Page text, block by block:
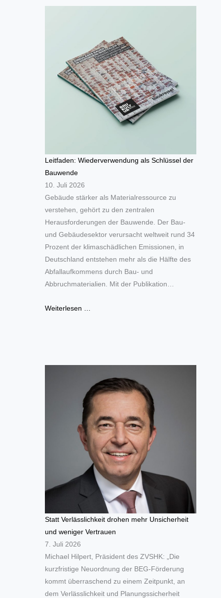
Leitfaden: Wiederverwendung als Schlüssel der
Bauwende
10. Juli 2026
Gebäude stärker als Materialressource zu
verstehen, gehört zu den zentralen
Herausforderungen der Bauwende. Der Bau-
und Gebäudesektor verursacht weltweit rund 34
Prozent der klimaschädlichen Emissionen, in
Deutschland entstehen mehr als die Hälfte des
Abfallaufkommens durch Bau- und
Abbruchmaterialien. Mit der Publikation…
Weiterlesen …
Statt Verlässlichkeit drohen mehr Unsicherheit
und weniger Vertrauen
7. Juli 2026
Michael Hilpert, Präsident des ZVSHK: „Die
kurzfristige Neuordnung der BEG-Förderung
kommt überraschend zu einem Zeitpunkt, an
dem Verlässlichkeit und Planungssicherheit